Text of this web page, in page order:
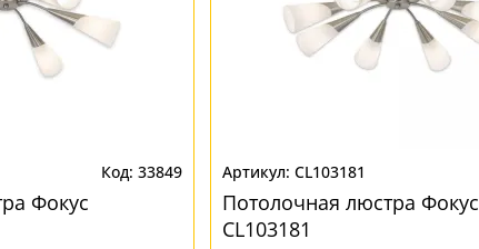
33849
Фокус
CL103181
Потолочная люстра Фокус
CL103181